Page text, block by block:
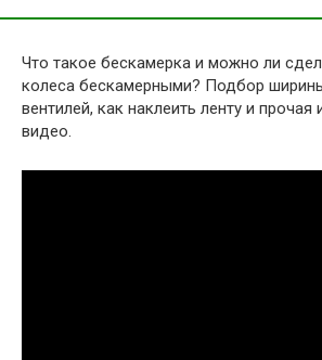
Что такое бескамерка и можно ли
колеса бескамерными? Подбор
вентилей, как наклеить ленту и
видео.